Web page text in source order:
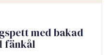
med bakad
fänkål